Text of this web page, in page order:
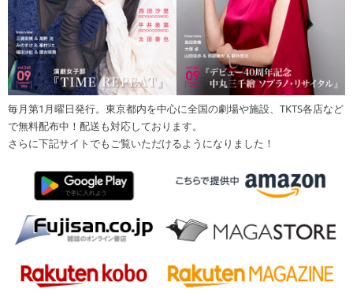
毎月第1月曜日発行。東京都内を中心に全国の劇場や施設、TKTS各店など
で無料配布中！配送も対応しております。
さらに下記サイトでもご覧いただけるようになりました！